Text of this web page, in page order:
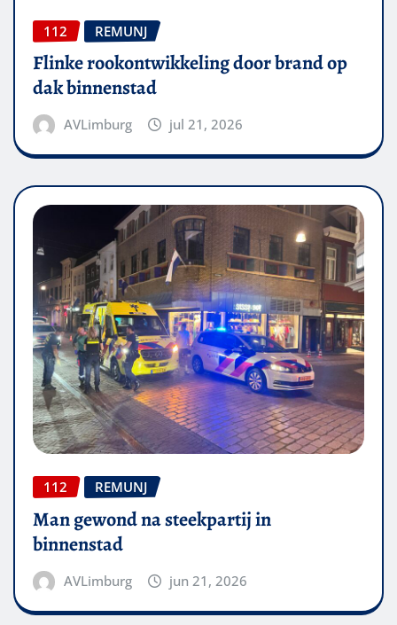
112 REMUNJ
Flinke rookontwikkeling door brand op
dak binnenstad
AVLimburg jul 21, 2026
112 REMUNJ
Man gewond na steekpartij in
binnenstad
AVLimburg jun 21, 2026